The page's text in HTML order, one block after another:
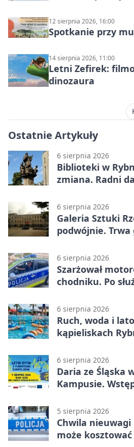
12 sierpnia 2026, 16:00
Spotkanie przy
14 sierpnia 2026, 11:00
Letni Zefirek:
dinozaura
Ostatnie Artykuły
6 sierpnia 2026
Biblioteki w
zmiana. Radni
6 sierpnia 2026
Galeria Sztuki
podwójnie. Trwa
6 sierpnia 2026
Szarżował
chodniku. Po
6 sierpnia 2026
Ruch, woda i
kąpieliskach
6 sierpnia 2026
Daria ze Śląska
Kampusie.
5 sierpnia 2026
Chwila
może